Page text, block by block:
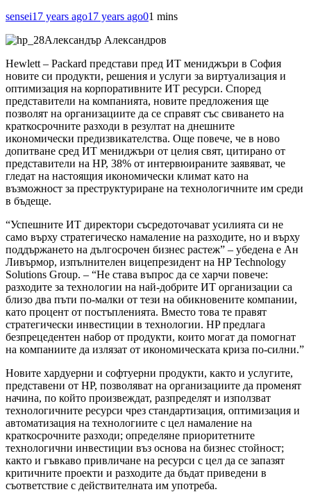
sensei17 years ago17 years ago01 mins
Александър Александров
Hewlett – Packard представи пред ИТ мениджъри в София
новите си продукти, решения и услуги за виртуализация и
оптимизация на корпоративните ИТ ресурси. Според
представители на компанията, новите предложения ще
позволят на организациите да се справят със свиването на
краткосрочните разходи в резултат на днешните
икономически предизвикателства. Още повече, че в ново
допитване сред ИТ мениджъри от целия свят, цитирано от
представители на HP, 38% от интервюираните заявяват, че
гледат на настоящия икономически климат като на
възможност за преструктуриране на технологичните им среди
в бъдеще.
“Успешните ИТ директори съсредоточават усилията си не
само върху стратегическо намаление на разходите, но и върху
поддържането на дългосрочен бизнес растеж” – убедена е Ан
Ливърмор, изпълнителен вицепрезидент на HP Technology
Solutions Group. – “Не става въпрос да се харчи повече:
разходите за технологии на най-добрите ИТ организации са
близо два пъти по-малки от тези на обикновените компании,
като процент от постъпленията. Вместо това те правят
стратегически инвестиции в технологии. HP предлага
безпрецедентен набор от продукти, които могат да помогнат
на компаниите да излязат от икономическата криза по-силни.”
Новите хардуерни и софтуерни продукти, както и услугите,
представени от HP, позволяват на организациите да променят
начина, по който произвеждат, разпределят и използват
технологичните ресурси чрез стандартизация, оптимизация и
автоматизация на технологиите с цел намаление на
краткосрочните разходи; определяне приоритетните
технологични инвестиции въз основа на бизнес стойност;
както и гъвкаво привличане на ресурси с цел да се запазят
критичните проекти и разходите да бъдат приведени в
съответствие с действителната им употреба.